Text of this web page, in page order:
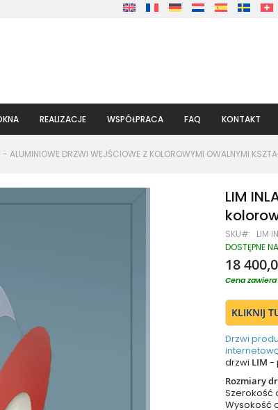
REALIZACJE WSPÓŁPRACA FAQ KONTAKT
- ALUMINIOWE DRZWI WEJŚCIOWE Z KOLOROWYMI OWALNYMI
LIM
SKU LIM
DOSTĘPNE
18
Cena
KLIKNIJ
Drzwi
drzwi LIM -
Rozmiary
Szerokość
Wysokość